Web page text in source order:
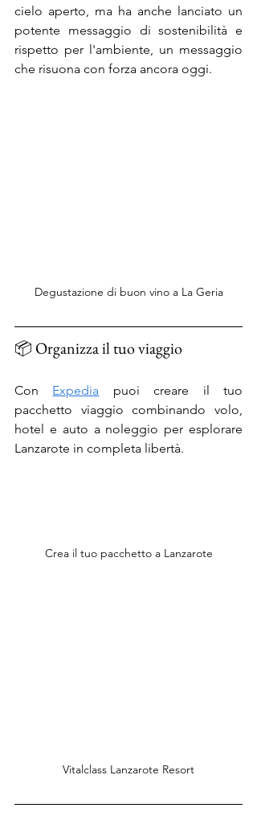
cielo aperto, ma ha anche lanciato un
potente messaggio di sostenibilità e
rispetto per l'ambiente, un messaggio
che risuona con forza ancora oggi.
Degustazione di buon vino a La Geria
📦 Organizza il tuo viaggio
Con Expedia puoi creare il tuo
pacchetto viaggio combinando volo,
hotel e auto a noleggio per esplorare
Lanzarote in completa libertà.
Crea il tuo pacchetto a Lanzarote
Vitalclass Lanzarote Resort